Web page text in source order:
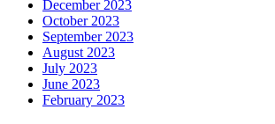
December 2023
October 2023
September 2023
August 2023
July 2023
June 2023
February 2023